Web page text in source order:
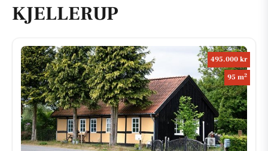
KJELLERUP
495.000 kr
95 m2